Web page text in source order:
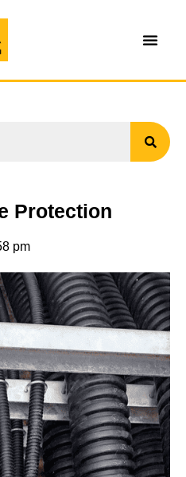
Protection
pm